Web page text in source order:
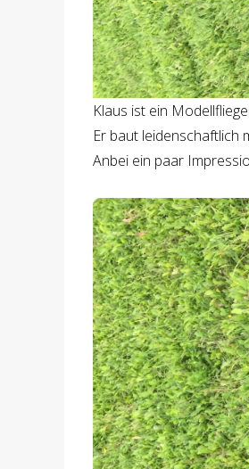
Klaus ist ein
Er baut leidenschaftlich
Anbei ein paar